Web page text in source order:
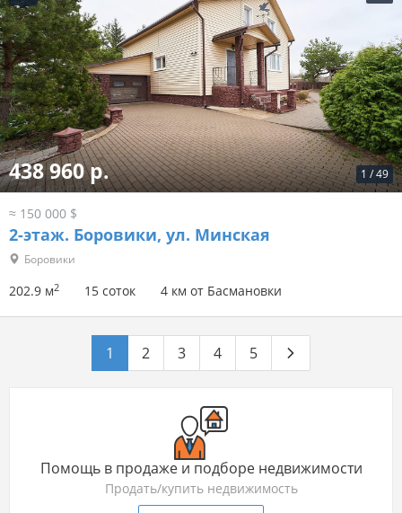
1 /49
438 960 р.
≈ 150 000 $
2-этаж. Боровики, ул. Минская
Боровики
202.9 м2 15 соток 4 км от Басмановки
1 2 3 4 5
Помощь в продаже и подборе недвижимости
Продать/купить недвижимость